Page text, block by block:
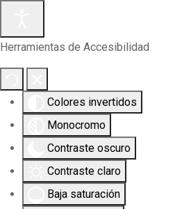
Herramientas de Accesibilidad
Colores invertidos
Monocromo
Contraste oscuro
Contraste claro
Baja saturación